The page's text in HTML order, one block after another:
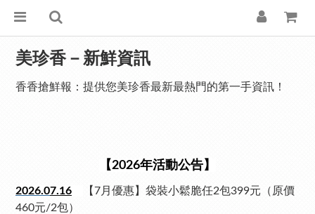
美珍香－新鮮資訊
香香搶鮮報：提供您美珍香最新最熱門的第一手資訊！
【2026年活動公告】
2026.07.16
【7月優惠】袋裝小鬆脆任2包399元（原價
460元/2包）